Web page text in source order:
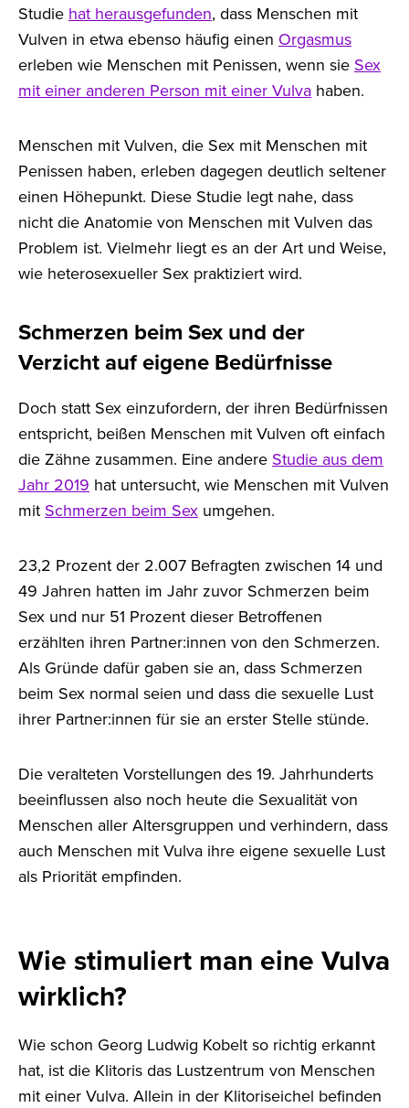
Studie hat herausgefunden, dass Menschen mit
Vulven in etwa ebenso häufig einen Orgasmus
erleben wie Menschen mit Penissen, wenn sie Sex
mit einer anderen Person mit einer Vulva haben.
Menschen mit Vulven, die Sex mit Menschen mit
Penissen haben, erleben dagegen deutlich seltener
einen Höhepunkt. Diese Studie legt nahe, dass
nicht die Anatomie von Menschen mit Vulven das
Problem ist. Vielmehr liegt es an der Art und Weise,
wie heterosexueller Sex praktiziert wird.
Schmerzen beim Sex und der
Verzicht auf eigene Bedürfnisse
Doch statt Sex einzufordern, der ihren Bedürfnissen
entspricht, beißen Menschen mit Vulven oft einfach
die Zähne zusammen. Eine andere Studie aus dem
Jahr 2019 hat untersucht, wie Menschen mit Vulven
mit Schmerzen beim Sex umgehen.
23,2 Prozent der 2.007 Befragten zwischen 14 und
49 Jahren hatten im Jahr zuvor Schmerzen beim
Sex und nur 51 Prozent dieser Betroffenen
erzählten ihren Partner:innen von den Schmerzen.
Als Gründe dafür gaben sie an, dass Schmerzen
beim Sex normal seien und dass die sexuelle Lust
ihrer Partner:innen für sie an erster Stelle stünde.
Die veralteten Vorstellungen des 19. Jahrhunderts
beeinflussen also noch heute die Sexualität von
Menschen aller Altersgruppen und verhindern, dass
auch Menschen mit Vulva ihre eigene sexuelle Lust
als Priorität empfinden.
Wie stimuliert man eine Vulva
wirklich?
Wie schon Georg Ludwig Kobelt so richtig erkannt
hat, ist die Klitoris das Lustzentrum von Menschen
mit einer Vulva. Allein in der Klitoriseichel befinden